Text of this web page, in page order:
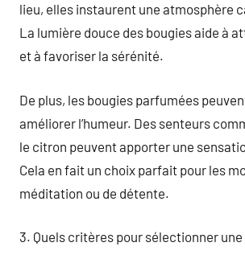
lieu, elles instaurent une atmosphère
La lumière douce des bougies aide à
et à favoriser la sérénité.
De plus, les bougies parfumées
améliorer l’humeur. Des senteurs
le citron peuvent apporter une
Cela en fait un choix parfait pour les
méditation ou de détente.
3. Quels critères pour sélectionner une